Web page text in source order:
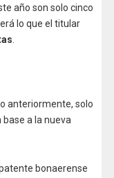
año son solo cinco
lo que el titular
anteriormente, solo
a la nueva
bonaerense